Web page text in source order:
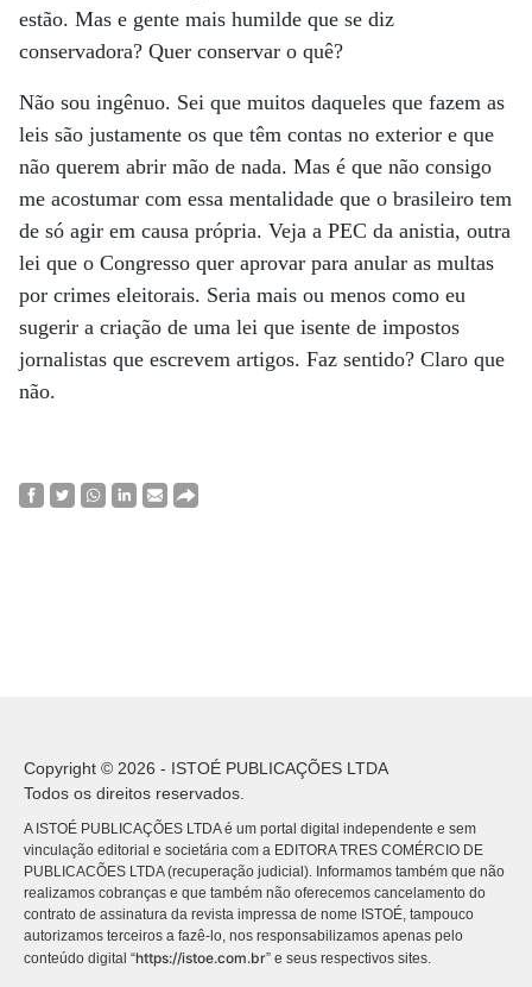
estão. Mas e gente mais humilde que se diz
conservadora? Quer conservar o quê?
Não sou ingênuo. Sei que muitos daqueles que fazem as
leis são justamente os que têm contas no exterior e que
não querem abrir mão de nada. Mas é que não consigo
me acostumar com essa mentalidade que o brasileiro tem
de só agir em causa própria. Veja a PEC da anistia, outra
lei que o Congresso quer aprovar para anular as multas
por crimes eleitorais. Seria mais ou menos como eu
sugerir a criação de uma lei que isente de impostos
jornalistas que escrevem artigos. Faz sentido? Claro que
não.
Copyright © 2026 - ISTOÉ PUBLICAÇÕES LTDA
Todos os direitos reservados.
A ISTOÉ PUBLICAÇÕES LTDA é um portal digital independente e sem
vinculação editorial e societária com a EDITORA TRES COMÉRCIO DE
PUBLICACÕES LTDA (recuperação judicial). Informamos também que não
realizamos cobranças e que também não oferecemos cancelamento do
contrato de assinatura da revista impressa de nome ISTOÉ, tampouco
autorizamos terceiros a fazê-lo, nos responsabilizamos apenas pelo
conteúdo digital “https://istoe.com.br” e seus respectivos sites.